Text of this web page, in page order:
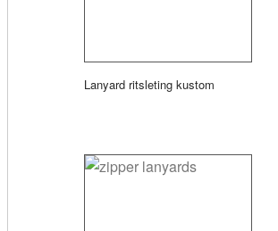
Lanyard ritsleting kustom